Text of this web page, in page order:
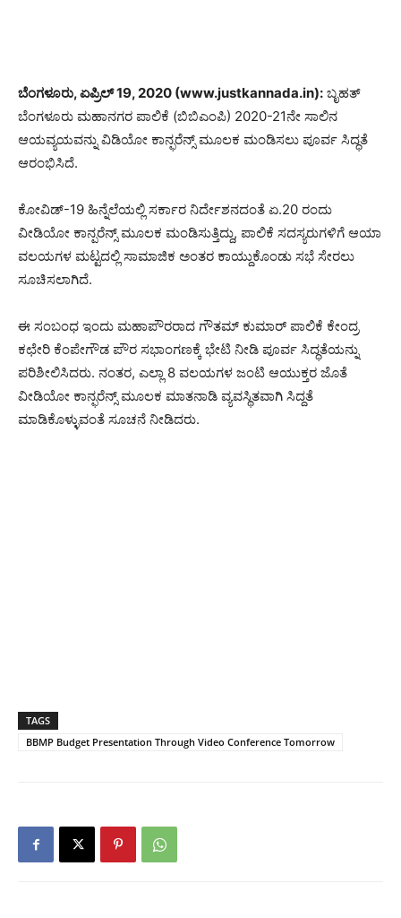
ಬೆಂಗಳೂರು, ಏಪ್ರಿಲ್ 19, 2020 (www.justkannada.in): ಬೃಹತ್
ಬೆಂಗಳೂರು ಮಹಾನಗರ ಪಾಲಿಕೆ (ಬಿಬಿಎಂಪಿ) 2020-21ನೇ ಸಾಲಿನ
ಆಯವ್ಯಯವನ್ನು ವಿಡಿಯೋ ಕಾನ್ಫರೆನ್ಸ್ ಮೂಲಕ ಮಂಡಿಸಲು ಪೂರ್ವ ಸಿದ್ಧತೆ
ಆರಂಭಿಸಿದೆ.
ಕೋವಿಡ್-19 ಹಿನ್ನೆಲೆಯಲ್ಲಿ ಸರ್ಕಾರ ನಿರ್ದೇಶನದಂತೆ ಏ.20 ರಂದು
ವೀಡಿಯೋ ಕಾನ್ಪರೆನ್ಸ್ ಮೂಲಕ ಮಂಡಿಸುತ್ತಿದ್ದು, ಪಾಲಿಕೆ ಸದಸ್ಯರುಗಳಿಗೆ ಆಯಾ
ವಲಯಗಳ ಮಟ್ಟದಲ್ಲಿ ಸಾಮಾಜಿಕ ಅಂತರ ಕಾಯ್ದುಕೊಂಡು ಸಭೆ ಸೇರಲು
ಸೂಚಿಸಲಾಗಿದೆ.
ಈ ಸಂಬಂಧ ಇಂದು ಮಹಾಪೌರರಾದ ಗೌತಮ್ ಕುಮಾರ್ ಪಾಲಿಕೆ ಕೇಂದ್ರ
ಕಛೇರಿ ಕೆಂಪೇಗೌಡ ಪೌರ ಸಭಾಂಗಣಕ್ಕೆ ಭೇಟಿ ನೀಡಿ ಪೂರ್ವ ಸಿದ್ಧತೆಯನ್ನು
ಪರಿಶೀಲಿಸಿದರು. ನಂತರ, ಎಲ್ಲಾ 8 ವಲಯಗಳ ಜಂಟಿ ಆಯುಕ್ತರ ಜೊತೆ
ವೀಡಿಯೋ ಕಾನ್ಫರೆನ್ಸ್ ಮೂಲಕ ಮಾತನಾಡಿ ವ್ಯವಸ್ಥಿತವಾಗಿ ಸಿದ್ದತೆ
ಮಾಡಿಕೊಳ್ಳುವಂತೆ ಸೂಚನೆ ನೀಡಿದರು.
TAGS
BBMP Budget Presentation Through Video Conference Tomorrow